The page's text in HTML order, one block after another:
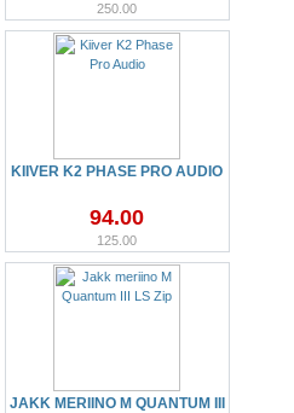
250.00
KIIVER K2 PHASE PRO AUDIO
94.00
125.00
JAKK MERIINO M QUANTUM III